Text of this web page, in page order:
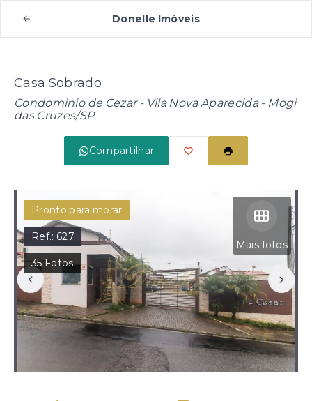
Donelle Imóveis
Casa Sobrado
Condominio de Cezar - Vila Nova Aparecida - Mogi
das Cruzes/SP
Compartilhar
Mais fotos
Pronto para morar
Ref.: 627
35Fotos